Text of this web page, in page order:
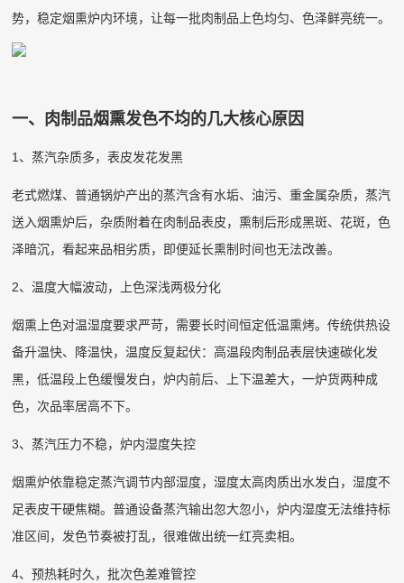
势，稳定烟熏炉内环境，让每一批肉制品上色均匀、色泽鲜亮统一。
一、肉制品烟熏发色不均的几大核心原因
1、蒸汽杂质多，表皮发花发黑
老式燃煤、普通锅炉产出的蒸汽含有水垢、油污、重金属杂质，蒸汽
送入烟熏炉后，杂质附着在肉制品表皮，熏制后形成黑斑、花斑，色
泽暗沉，看起来品相劣质，即便延长熏制时间也无法改善。
2、温度大幅波动，上色深浅两极分化
烟熏上色对温湿度要求严苛，需要长时间恒定低温熏烤。传统供热设
备升温快、降温快，温度反复起伏：高温段肉制品表层快速碳化发
黑，低温段上色缓慢发白，炉内前后、上下温差大，一炉货两种成
色，次品率居高不下。
3、蒸汽压力不稳，炉内湿度失控
烟熏炉依靠稳定蒸汽调节内部湿度，湿度太高肉质出水发白，湿度不
足表皮干硬焦糊。普通设备蒸汽输出忽大忽小，炉内湿度无法维持标
准区间，发色节奏被打乱，很难做出统一红亮卖相。
4、预热耗时久，批次色差难管控